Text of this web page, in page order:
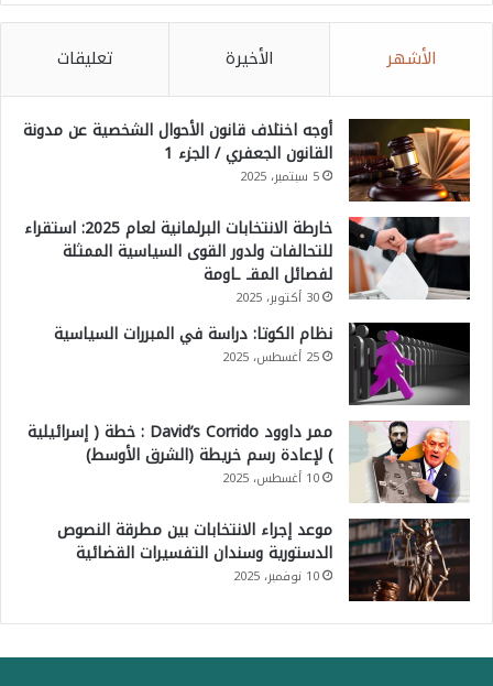
الأشهر الأخيرة تعليقات
أوجه اختلاف قانون الأحوال الشخصية عن مدونة
القانون الجعفري / الجزء 1
5 سبتمبر، 2025
خارطة الانتخابات البرلمانية لعام 2025: استقراء
للتحالفات ولدور القوى السياسية الممثلة
لفصائل المقـ ـاومة
30 أكتوبر، 2025
نظام الكوتا: دراسة في المبررات السياسية
25 أغسطس، 2025
ممر داوود David’s Corrido : خطة ( إسرائيلية
) لإعادة رسم خريطة (الشرق الأوسط)
10 أغسطس، 2025
موعد إجراء الانتخابات بين مطرقة النصوص
الدستورية وسندان التفسيرات القضائية
10 نوفمبر، 2025